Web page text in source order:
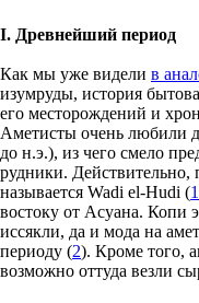
I. Древнейший период
Как мы уже видели в
изумруды, история
его месторождений и
Аметисты очень любили
до н.э.), из чего смело
рудники. Действительно,
называется Wadi el-Hudi (1
востоку от Асуана. Копи
иссякли, да и мода на
периоду (2). Кроме того,
возможно оттуда везли